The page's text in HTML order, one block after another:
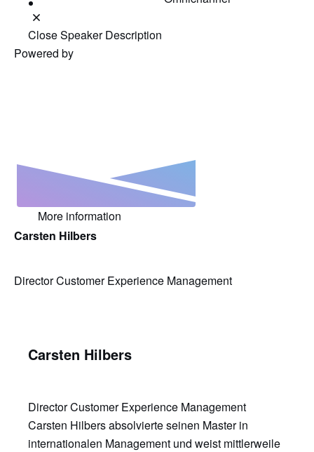
Close Speaker Description
Powered by
More information
Carsten Hilbers
Director Customer Experience Management
Carsten Hilbers
Director Customer Experience Management
Carsten Hilbers absolvierte seinen Master in
internationalen Management und weist mittlerweile